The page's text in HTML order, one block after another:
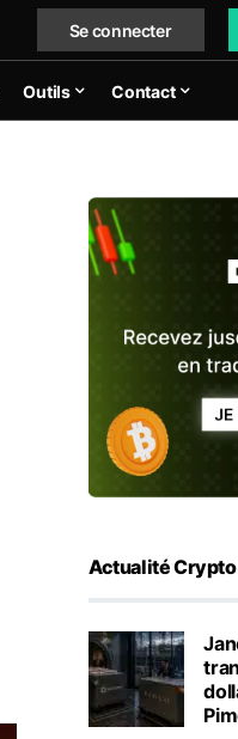
Se connecter
Outils Contact
Actualité